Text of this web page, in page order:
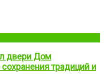
двери Дом
традиций и